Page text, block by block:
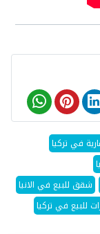
في تركيا
شقق للبيع في الانيا
للبيع في تركيا